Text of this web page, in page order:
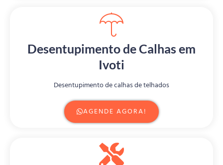
Desentupimento de Calhas em
Ivoti
Desentupimento de calhas de telhados
AGENDE AGORA!